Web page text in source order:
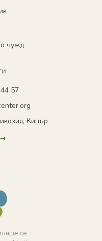
чужд
57
Кипър
→
се